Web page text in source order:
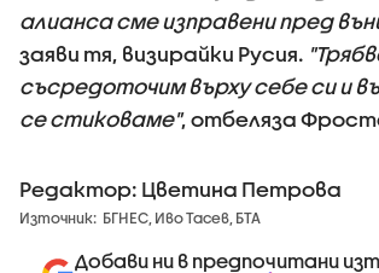
алианса сме изправени пред
заяви тя, визирайки Русия.
съсредоточим върху себе си и
се стиковаме", отбеляза
Редактор: Цветина Петрова
Източник: БГНЕС, Иво Тасев, БТА
Добави ни в предпочитани